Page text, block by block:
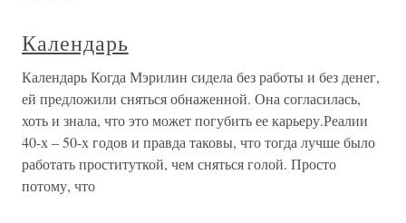
Календарь
Календарь Когда Мэрилин сидела без работы и без денег,
ей предложили сняться обнаженной. Она согласилась,
хоть и знала, что это может погубить ее карьеру.Реалии
40-х – 50-х годов и правда таковы, что тогда лучше было
работать проституткой, чем сняться голой. Просто
потому, что